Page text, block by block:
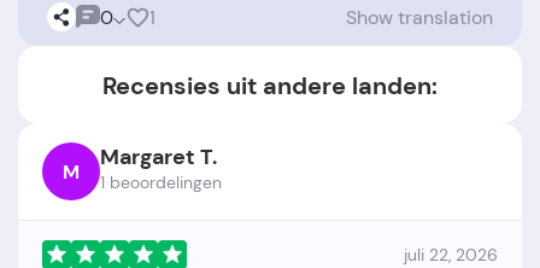
0 1 Show translation
Recensies uit andere landen:
M Margaret T.
1 beoordelingen
juli 22, 2026